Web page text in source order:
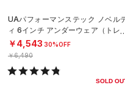
UAパフォーマンステック ノベル
ィ 6インチ アンダーウェア（トレー
ニング/MEN）
￥4,543 30%OFF
￥6,490
SOLD